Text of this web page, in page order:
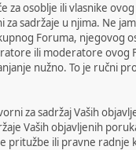
za osoblje ili vlasnike
sadržaje u njima. Ne
Foruma, njegovog
ili moderatore ovog
nužno. To je ručni
za sadržaj Vaših
Vaših objavljenih
pritužbe ili pravne